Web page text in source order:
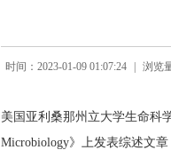
时间：2023-01-09 01:07:24 浏览
美国亚利桑那州立大学生命科
Microbiology》上发表综述文